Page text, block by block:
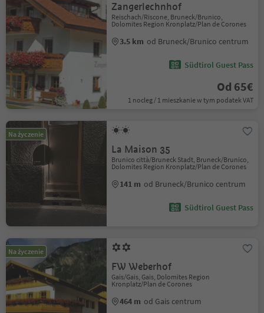
Zangerlechnhof
Reischach/Riscone, Bruneck/Brunico,
Dolomites Region Kronplatz/Plan de Corones
3.5 km od Bruneck/Brunico centrum
Südtirol Guest Pass
Od 65€
1 nocleg / 1 mieszkanie w tym podatek VAT
Na życzenie
La Maison 35
Brunico città/Bruneck Stadt, Bruneck/Brunico,
Dolomites Region Kronplatz/Plan de Corones
141 m od Bruneck/Brunico centrum
Südtirol Guest Pass
Na życzenie
FW Weberhof
Gais/Gais, Gais, Dolomites Region
Kronplatz/Plan de Corones
464 m od Gais centrum